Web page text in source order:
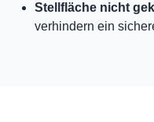
Stellfläche nicht
verhindern ein